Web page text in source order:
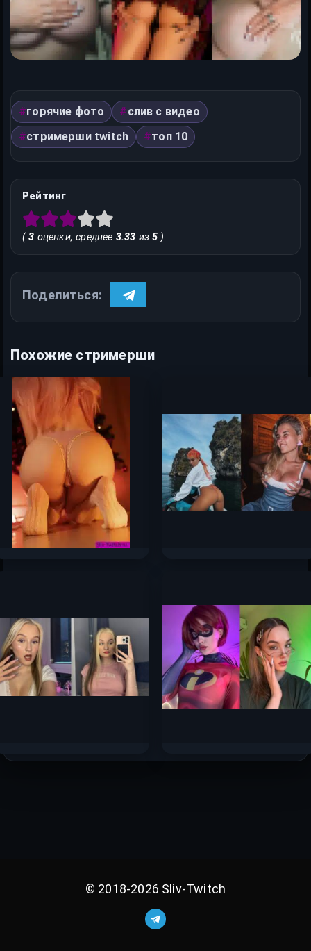
горячие фото
слив с видео
стримерши twitch
топ 10
Рейтинг
(3 оценки, среднее 3.33 из5 )
Поделиться:
Похожие стримерши
79.7к.
© 2018-2026 Sliv-Twitch